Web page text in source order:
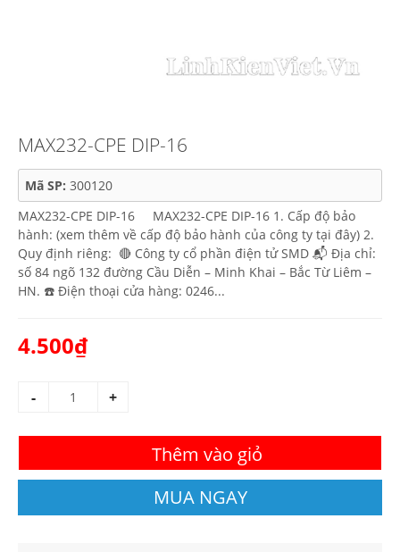
MAX232-CPE DIP-16
Mã SP: 300120
MAX232-CPE DIP-16 MAX232-CPE DIP-16 1. Cấp độ bảo
hành: (xem thêm về cấp độ bảo hành của công ty tại đây) 2.
Quy định riêng: 🔴 Công ty cổ phần điện tử SMD 📬 Địa chỉ:
số 84 ngõ 132 đường Cầu Diễn – Minh Khai – Bắc Từ Liêm –
HN. ☎️ Điện thoại cửa hàng: 0246...
4.500₫
- +
Thêm vào giỏ
MUA NGAY